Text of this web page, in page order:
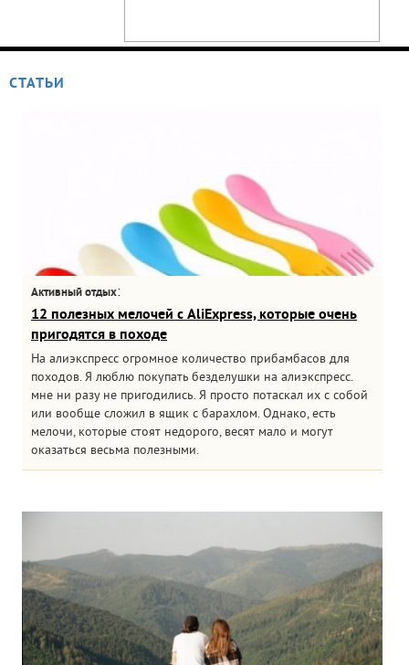
СТАТЬИ
Активный отдых:
12 полезных мелочей с AliExpress, которые очень
пригодятся в походе
На алиэкспресс огромное количество прибамбасов для
походов. Я люблю покупать безделушки на алиэкспресс.
мне ни разу не пригодились. Я просто потаскал их с собой
или вообще сложил в ящик с барахлом. Однако, есть
мелочи, которые стоят недорого, весят мало и могут
оказаться весьма полезными.